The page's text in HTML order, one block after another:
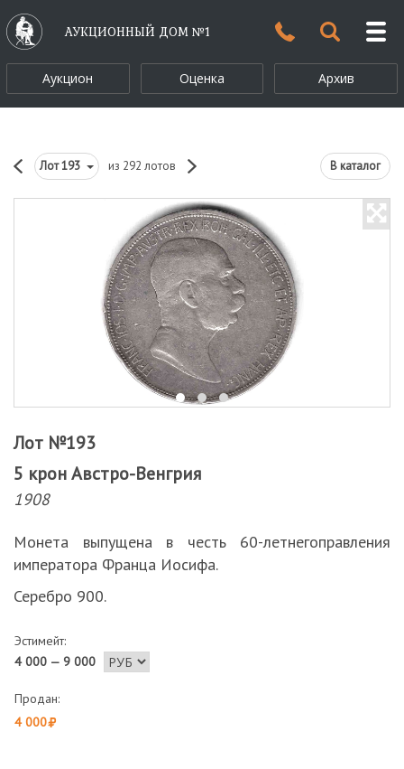
АУКЦИОННЫЙ ДОМ №1
Аукцион Оценка Архив
Лот193 из 292 лотов В каталог
Лот №193
5 крон Австро-Венгрия
1908
Монета выпущена в честь 60-летнегоправления
императора Франца Иосифа.
Серебро 900.
Эстимейт:
4 000 — 9 000
Продан:
4 000